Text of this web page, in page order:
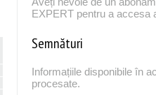
EXPERT pentru a accesa
Semnături
Informațiile disponibile în
procesate.